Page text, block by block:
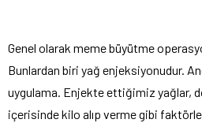
Genel olarak meme büyütme
Bunlardan biri yağ enjeksiyonudur.
uygulama. Enjekte ettiğimiz yağlar,
içerisinde kilo alıp verme gibi